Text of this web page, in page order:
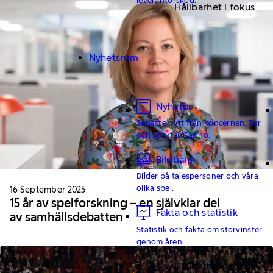
Nyhetsrum
Nyheter
Senaste nytt från koncernen, Tur
och Sport & Casino.
Bildbank
Bilder på talespersoner och våra
olika spel.
Fakta och statistik
Statistik och fakta om storvinster
genom åren.
Hållbarhet i fokus
16 September 2025
15 år av spelforskning – en självklar del
av samhällsdebatten
Hållbarhet i fokus